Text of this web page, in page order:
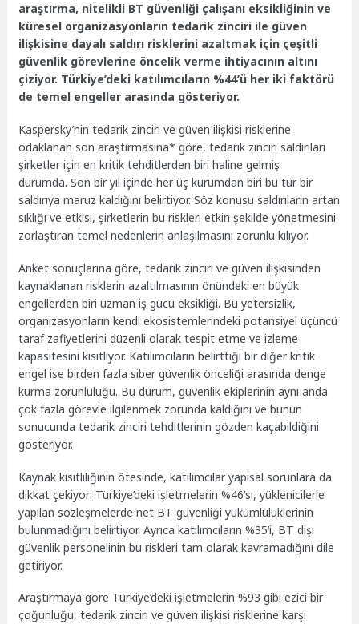
araştırma, nitelikli BT güvenliği çalışanı eksikliğinin ve
küresel organizasyonların tedarik zinciri ile güven
ilişkisine dayalı saldırı risklerini azaltmak için çeşitli
güvenlik görevlerine öncelik verme ihtiyacının altını
çiziyor. Türkiye’deki katılımcıların %44’ü her iki faktörü
de temel engeller arasında gösteriyor.
Kaspersky’nin tedarik zinciri ve güven ilişkisi risklerine
odaklanan son araştırmasına* göre, tedarik zinciri saldırıları
şirketler için en kritik tehditlerden biri haline gelmiş
durumda. Son bir yıl içinde her üç kurumdan biri bu tür bir
saldırıya maruz kaldığını belirtiyor. Söz konusu saldırıların artan
sıklığı ve etkisi, şirketlerin bu riskleri etkin şekilde yönetmesini
zorlaştıran temel nedenlerin anlaşılmasını zorunlu kılıyor.
Anket sonuçlarına göre, tedarik zinciri ve güven ilişkisinden
kaynaklanan risklerin azaltılmasının önündeki en büyük
engellerden biri uzman iş gücü eksikliği. Bu yetersizlik,
organizasyonların kendi ekosistemlerindeki potansiyel üçüncü
taraf zafiyetlerini düzenli olarak tespit etme ve izleme
kapasitesini kısıtlıyor. Katılımcıların belirttiği bir diğer kritik
engel ise birden fazla siber güvenlik önceliği arasında denge
kurma zorunluluğu. Bu durum, güvenlik ekiplerinin aynı anda
çok fazla görevle ilgilenmek zorunda kaldığını ve bunun
sonucunda tedarik zinciri tehditlerinin gözden kaçabildiğini
gösteriyor.
Kaynak kısıtlılığının ötesinde, katılımcılar yapısal sorunlara da
dikkat çekiyor: Türkiye’deki işletmelerin %46’sı, yüklenicilerle
yapılan sözleşmelerde net BT güvenliği yükümlülüklerinin
bulunmadığını belirtiyor. Ayrıca katılımcıların %35’i, BT dışı
güvenlik personelinin bu riskleri tam olarak kavramadığını dile
getiriyor.
Araştırmaya göre Türkiye’deki işletmelerin %93 gibi ezici bir
çoğunluğu, tedarik zinciri ve güven ilişkisi risklerine karşı